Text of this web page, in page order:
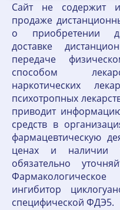
Сайт не содержит
продаже
о приобретении
доставке
передаче
способом
наркотических
психотропных
приводит
средств в
фармацевтическую
ценах и наличии
обязательно
ингибитор
специфической ФДЭ5.